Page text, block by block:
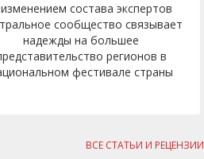
состава экспертов
сообщество связывает
надежды на большее
регионов в
фестивале страны
ВСЕ СТАТЬИ И РЕЦЕНЗИИ